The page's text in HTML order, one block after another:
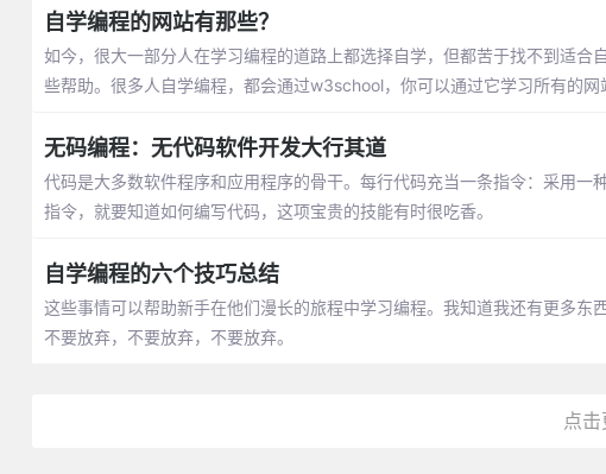
自学编程的网站有那些？
如今，很大一部分人在学习编程的道路上都选择自学，但都苦于找不到适
些帮助。很多人自学编程，都会通过w3school，你可以通过它学习所有的网
无码编程：无代码软件开发大行其道
代码是大多数软件程序和应用程序的骨干。每行代码充当一条指令：采用
指令，就要知道如何编写代码，这项宝贵的技能有时很吃香。
自学编程的六个技巧总结
这些事情可以帮助新手在他们漫长的旅程中学习编程。我知道我还有更多东
不要放弃，不要放弃，不要放弃。
点击